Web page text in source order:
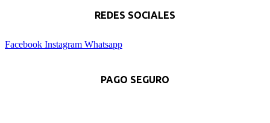
REDES SOCIALES
Facebook Instagram Whatsapp
PAGO SEGURO